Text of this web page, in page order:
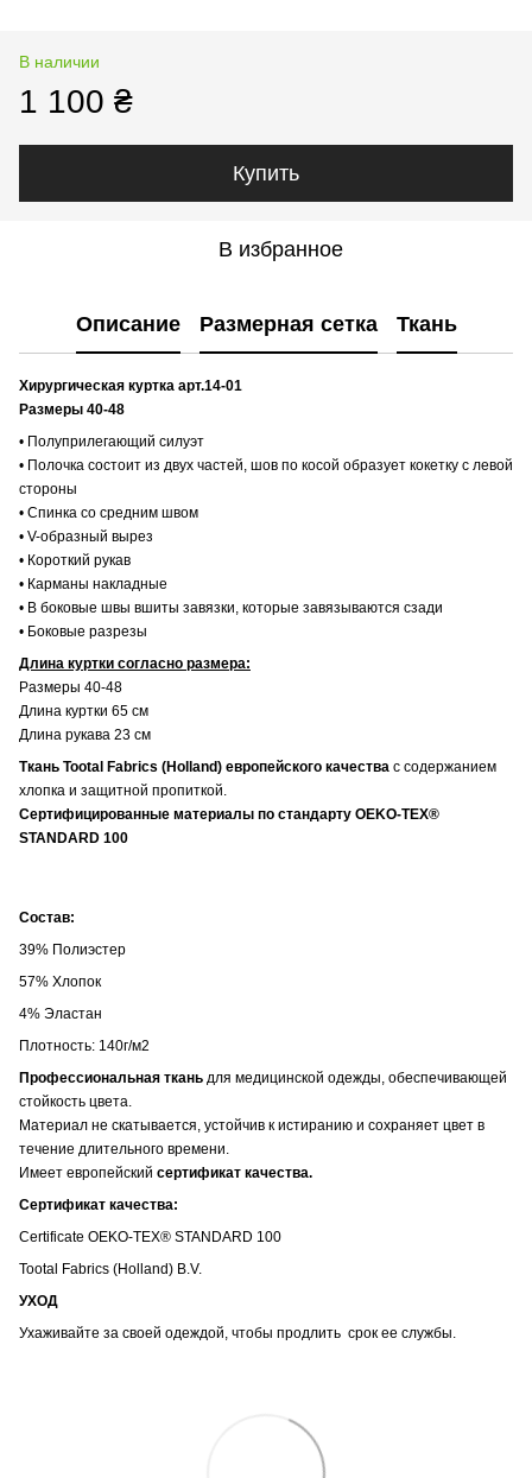
В наличии
1 100 ₴
Купить
В избранное
Описание Размерная сетка Ткань
Хирургическая куртка арт.14-01
Размеры 40-48
• Полуприлегающий силуэт
• Полочка состоит из двух частей, шов по косой образует кокетку с левой
стороны
• Спинка со средним швом
• V-образный вырез
• Короткий рукав
• Карманы накладные
• В боковые швы вшиты завязки, которые завязываются сзади
• Боковые разрезы
Длина куртки согласно размера:
Размеры 40-48
Длина куртки 65 см
Длина рукава 23 см
Ткань Tootal Fabrics (Holland) европейского качества с содержанием
хлопка и защитной пропиткой.
Сертифицированные материалы по стандарту OEKO-TEX®
STANDARD 100
Состав:
39% Полиэстер
57% Хлопок
4% Эластан
Плотность: 140г/м2
Профессиональная ткань для медицинской одежды, обеспечивающей
стойкость цвета.
Материал не скатывается, устойчив к истиранию и сохраняет цвет в
течение длительного времени.
Имеет европейский сертификат качества.
Сертификат качества:
Certificate OEKO-TEX® STANDARD 100
Tootal Fabrics (Holland) B.V.
УХОД
Ухаживайте за своей одеждой, чтобы продлить срок ее службы.